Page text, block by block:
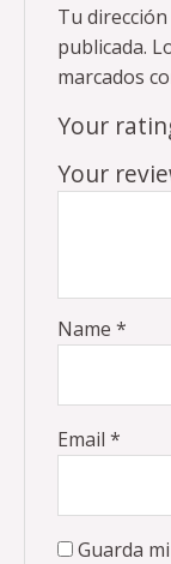
Tu
publicada.
marcados
Your
Your
Name *
Email *
Guarda